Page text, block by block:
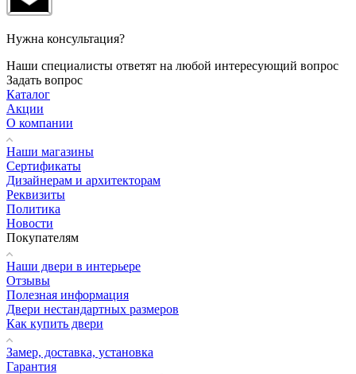
Нужна консультация?
Наши специалисты ответят на любой интересующий вопрос
Задать вопрос
Каталог
Акции
О компании
Наши магазины
Сертификаты
Дизайнерам и архитекторам
Реквизиты
Политика
Новости
Покупателям
Наши двери в интерьере
Отзывы
Полезная информация
Двери нестандартных размеров
Как купить двери
Замер, доставка, установка
Гарантия